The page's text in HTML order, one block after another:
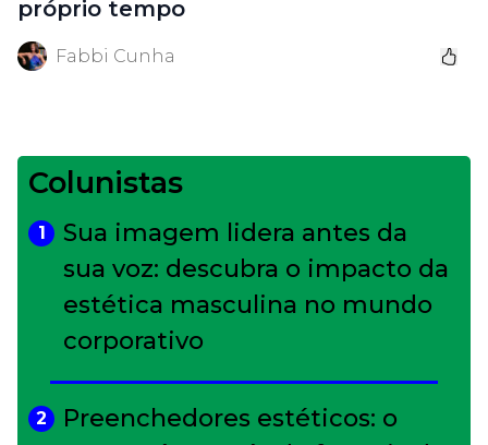
próprio tempo
Fabbi Cunha
Colunistas
1
Sua imagem lidera antes da
sua voz: descubra o impacto da
estética masculina no mundo
corporativo
2
Preenchedores estéticos: o